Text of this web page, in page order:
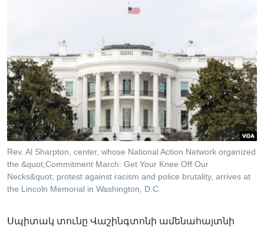
«ԱՄԵՐԻԿԱՅԻ ՁԱՅՆ»-Ի ԿԱՆՈՆԱԴՐՈՒԹՅՈՒՆ
ՀԵՏԵՒԵՔ ՄԵԶ
Լեզուներ
Rev. Al Sharpton, center, whose National Action Network organized
the &quot;Commitment March: Get Your Knee Off Our
Necks&quot; protest against racism and police brutality, arrives at
the Lincoln Memorial in Washington, D.C.
Սպիտակ տունը Վաշինգտոնի ամենահայտնի